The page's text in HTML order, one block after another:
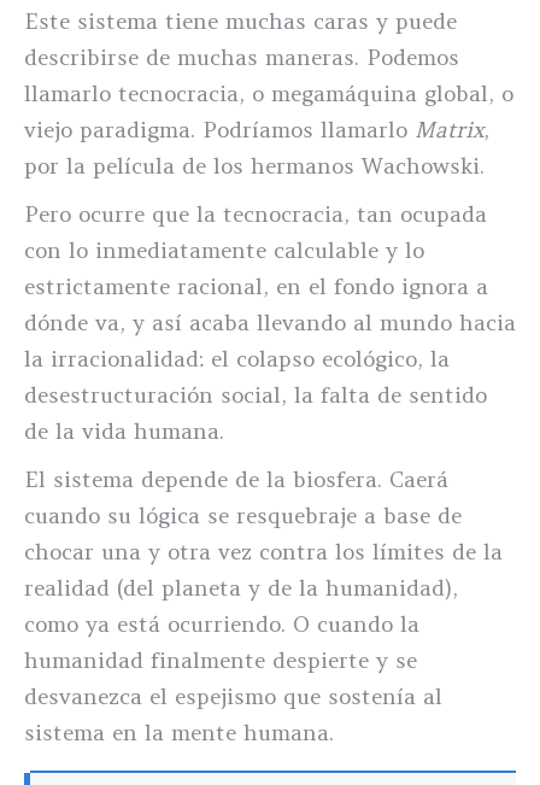
Este sistema tiene muchas caras y puede
describirse de muchas maneras. Podemos
llamarlo tecnocracia, o megamáquina global, o
viejo paradigma. Podríamos llamarlo Matrix,
por la película de los hermanos Wachowski.
Pero ocurre que la tecnocracia, tan ocupada
con lo inmediatamente calculable y lo
estrictamente racional, en el fondo ignora a
dónde va, y así acaba llevando al mundo hacia
la irracionalidad: el colapso ecológico, la
desestructuración social, la falta de sentido
de la vida humana.
El sistema depende de la biosfera. Caerá
cuando su lógica se resquebraje a base de
chocar una y otra vez contra los límites de la
realidad (del planeta y de la humanidad),
como ya está ocurriendo. O cuando la
humanidad finalmente despierte y se
desvanezca el espejismo que sostenía al
sistema en la mente humana.